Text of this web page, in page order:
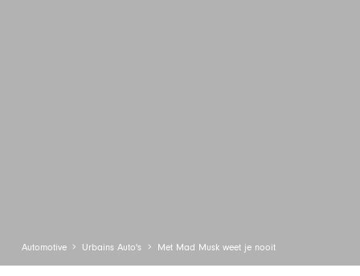
Automotive Urbains Auto's Met Mad Musk weet je nooit